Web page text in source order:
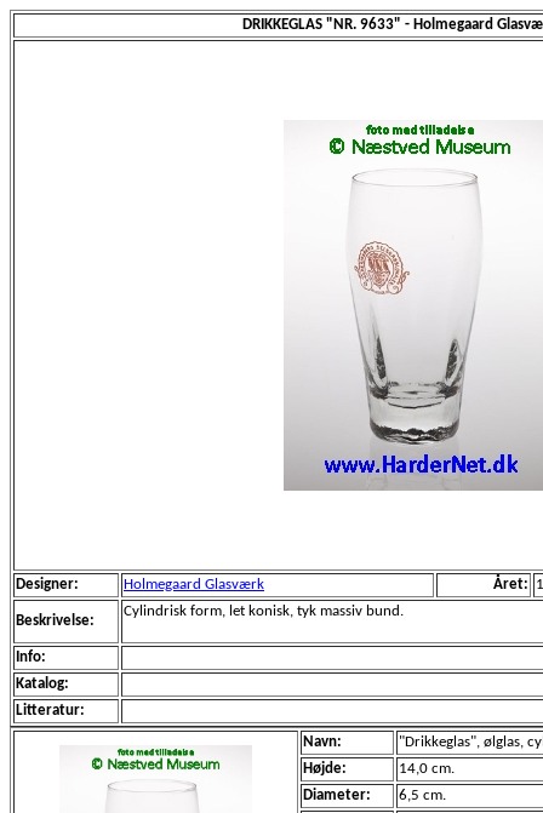
DRIKKEGLAS "NR. 9633" - Holmegaard
Designer: Holmegaard Glasværk Året:
Beskrivelse:
Cylindrisk form, let konisk, tyk massiv bund.
Info:
Katalog:
Litteratur:
Navn:
"Drikkeglas", ølglas,
Højde:
14,0 cm.
Diameter:
6,5 cm.